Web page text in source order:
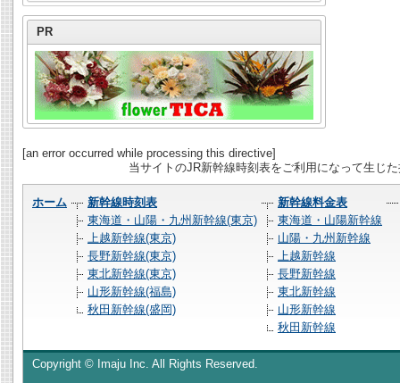
PR
[an error occurred while processing this directive]
当サイトのJR新幹線時刻表をご利用になって生じ
ホーム
新幹線時刻表
東海道・山陽・九州新幹線(東京)
上越新幹線(東京)
長野新幹線(東京)
東北新幹線(東京)
山形新幹線(福島)
秋田新幹線(盛岡)
新幹線料金表
東海道・山陽新幹線
山陽・九州新幹線
上越新幹線
長野新幹線
東北新幹線
山形新幹線
秋田新幹線
Copyright © Imaju Inc. All Rights Reserved.